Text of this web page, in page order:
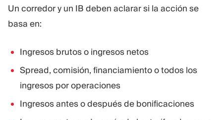
Un corredor y un IB deben aclarar si la acción se
basa en:
Ingresos brutos o ingresos netos
Spread, comisión, financiamiento o todos los
ingresos por operaciones
Ingresos antes o después de bonificaciones